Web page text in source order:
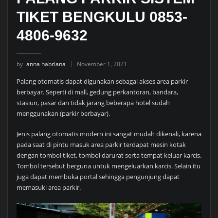
TIKET BENGKULU 0853-
4806-9632
by anna habriana November 1, 2021
Palang otomatis dapat digunakan sebagai akses area parkir
berbayar. Seperti di mall, gedung perkantoran, bandara,
stasiun, pasar dan tidak jarang beberapa hotel sudah
menggunakan (parkir berbayar).
Jenis palang otomatis modern ini sangat mudah dikenali, karena
pada saat di pintu masuk area parkir terdapat mesin kotak
dengan tombol tiket, tombol darurat serta tempat keluar karcis.
Tombol tersebut berguna untuk mengeluarkan karcis. Selain itu
juga dapat membuka portal sehingga pengunjung dapat
memasuki area parkir.